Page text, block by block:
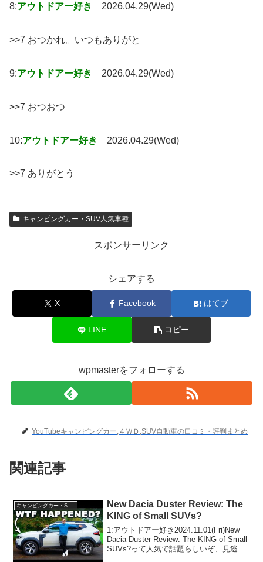
8:アウトドアー好き 2026.04.29(Wed)
>>7 おつかれ。いつもありがと
9:アウトドアー好き 2026.04.29(Wed)
>>7 おつおつ
10:アウトドアー好き 2026.04.29(Wed)
>>7 ありがとう
キャンピングカー・SUV人気車種
スポンサーリンク
シェアする
X Facebook はてブ
LINE コピー
wpmasterをフォローする
YouTubeキャンピングカー,４ＷＤ,SUV自動車の口コミ・評判まとめ
関連記事
キャンピングカー・SUV人気車種
New Dacia Duster Review: The
KING of Small SUVs?
1:アウトドアー好き2024.11.01(Fri)New
Dacia Duster Review: The KING of Small
SUVs?って人気で話題らしいぞ、見逃さ